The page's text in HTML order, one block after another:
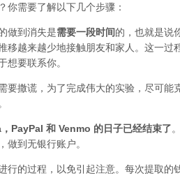
你需要了解以下几个步骤：
做到消失是需要一段时间的，也就是说
移越来越少地接触朋友和家人。这一过
想要联系你。
要撒谎 ，为了完成伟大的实验，尽可
PayPal 和 Venmo 的日子已经结束了
做到无银行账户。
行的过程，以免引起注意。每次提取